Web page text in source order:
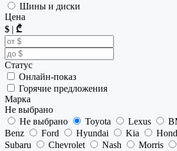
Шины и диски
Цена
$ | ₾
Статус
Онлайн-показ
Горячие предложения
Марка
Не выбрано
Не выбрано
Toyota Lexus
Benz
Ford Hyundai Kia
Subaru
Chevrolet Nash Morris